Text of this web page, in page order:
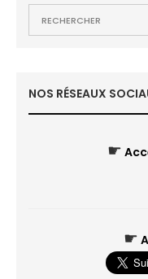
NOS RÉSEAUX
☛
☛